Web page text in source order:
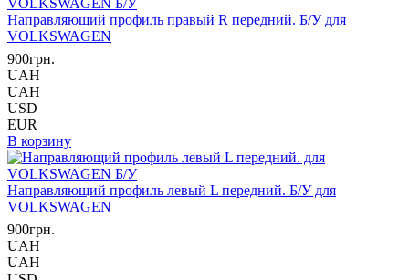
Направляющий профиль правый R передний. Б/У для
VOLKSWAGEN
900грн.
UAH
UAH
USD
EUR
В корзину
Направляющий профиль левый L передний. Б/У для
VOLKSWAGEN
900грн.
UAH
UAH